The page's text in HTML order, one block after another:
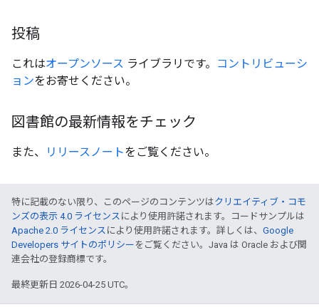
投稿
これはオープンソース ライブラリです。
コントリビューシ
ョンをお寄せください。
図書館の最新情報をチェック
また、 リリースノートをご覧ください。
特に記載のない限り、このページのコンテンツはクリエイティブ・コモ
ンズの表示 4.0 ライセンス により使用許諾されます。コードサンプルは
Apache 2.0 ライセンス により使用許諾されます。詳しくは、 Google
Developers サイトのポリシー をご覧ください。Java は Oracle および関
連会社の登録商標です。
最終更新日 2026-04-25 UTC。